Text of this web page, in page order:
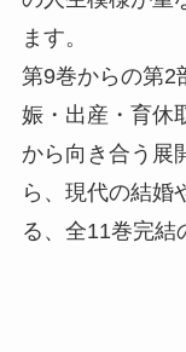
ます。
第9巻からの第2
娠・出産・育休
から向き合う展
ら、現代の結婚
る、全11巻完結